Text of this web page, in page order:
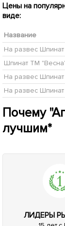
Цены на
виде:
Название
Шпинат ТМ
Почему
лучшим*
ЛИДЕРЫ